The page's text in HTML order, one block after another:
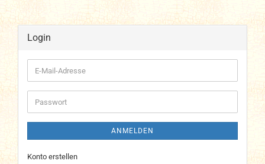
Login
E-
Mail-
Adresse
Passwort
ANMELDEN
Konto erstellen